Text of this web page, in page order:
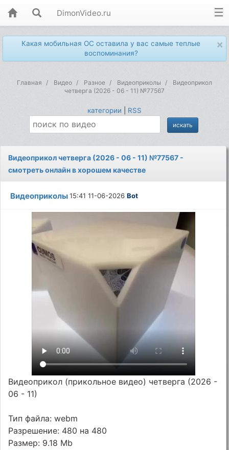
DimonVideo.ru
×
Какая мобильная ОС оставила у вас самые теплые
воспоминания?
Главная Видео Разное Видеоприколы
Видеоприкол
четверга (2026 - 06 - 11) №77567
категории RSS
Видеоприкол четверга (2026 - 06 - 11) №77567 -
смотреть онлайн в хорошем качестве
Видеоприколы15:41 11-06-2026Bot
Видеоприкол (прикольное видео) четверга (2026 -
06 - 11)
Тип файла: webm
Разрешение: 480 на 480
Размер: 9.18 Mb